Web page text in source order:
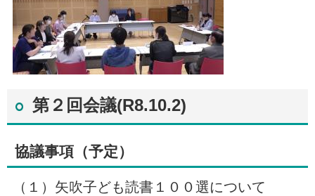
第２回会議(R8.10.2)
協議事項（予定）
（１）矢吹子ども読書１００選について